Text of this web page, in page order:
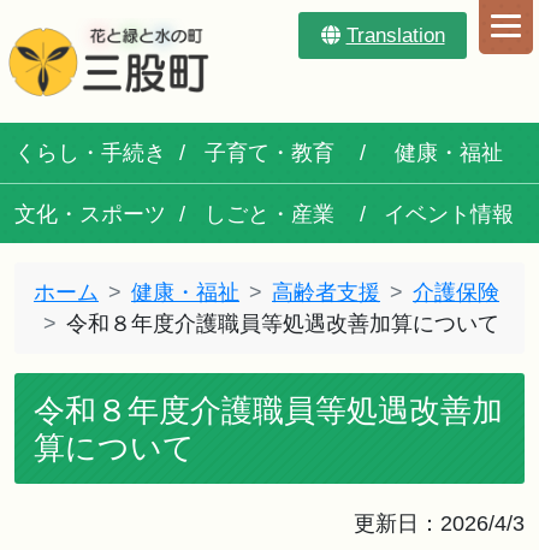
Translation
くらし・手続き 子育て・教育 健康・福祉
文化・スポーツ しごと・産業 イベント情報
ホーム 健康・福祉 高齢者支援
介護保険
令和８年度介護職員等処遇改善加算について
令和８年度介護職員等処遇改善加
算について
更新日：2026/4/3